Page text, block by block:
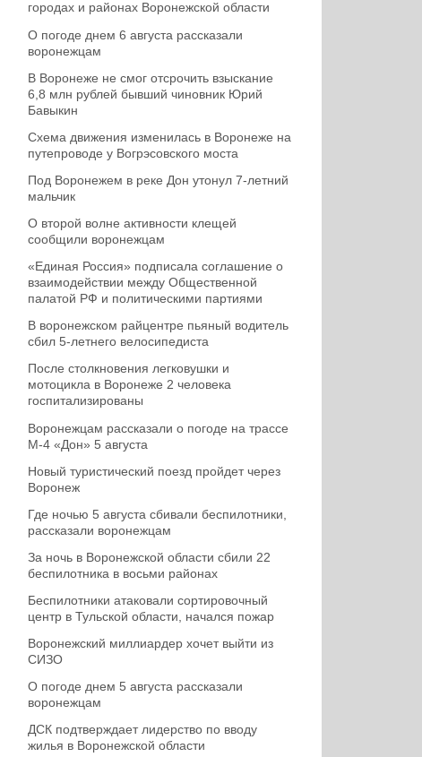
городах и районах Воронежской области
О погоде днем 6 августа рассказали
воронежцам
В Воронеже не смог отсрочить взыскание
6,8 млн рублей бывший чиновник Юрий
Бавыкин
Схема движения изменилась в Воронеже на
путепроводе у Вогрэсовского моста
Под Воронежем в реке Дон утонул 7-летний
мальчик
О второй волне активности клещей
сообщили воронежцам
«Единая Россия» подписала соглашение о
взаимодействии между Общественной
палатой РФ и политическими партиями
В воронежском райцентре пьяный водитель
сбил 5-летнего велосипедиста
После столкновения легковушки и
мотоцикла в Воронеже 2 человека
госпитализированы
Воронежцам рассказали о погоде на трассе
М-4 «Дон» 5 августа
Новый туристический поезд пройдет через
Воронеж
Где ночью 5 августа сбивали беспилотники,
рассказали воронежцам
За ночь в Воронежской области сбили 22
беспилотника в восьми районах
Беспилотники атаковали сортировочный
центр в Тульской области, начался пожар
Воронежский миллиардер хочет выйти из
СИЗО
О погоде днем 5 августа рассказали
воронежцам
ДСК подтверждает лидерство по вводу
жилья в Воронежской области